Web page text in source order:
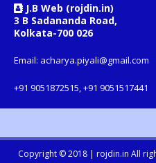
J.B Web (rojdin.in)
3 B Sadananda Road,
Kolkata-700 026
Email: acharya.piyali@gmail.com
+91 9051872515, +91 9051517441
Copyright © 2018 | rojdin.in All